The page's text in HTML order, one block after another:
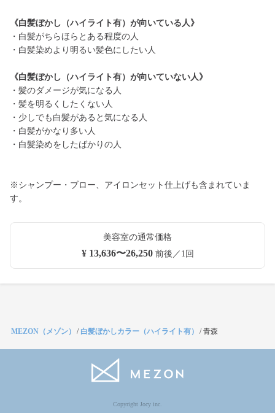
《白髪ぼかし（ハイライト有）が向いている人》
・白髪がちらほらとある程度の人
・白髪染めより明るい髪色にしたい人
《白髪ぼかし（ハイライト有）が向いていない人》
・髪のダメージが気になる人
・髪を明るくしたくない人
・少しでも白髪があると気になる人
・白髪がかなり多い人
・白髪染めをしたばかりの人
※シャンプー・ブロー、アイロンセット仕上げも含まれていま
す。
美容室の通常価格
¥ 13,636〜26,250前後／1回
MEZON（メゾン） / 白髪ぼかしカラー（ハイライト有） /青森
Copyright Jocy inc.